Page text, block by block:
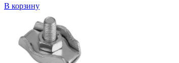
Зажим
стальн.
канатов
одинарн.
В корзину